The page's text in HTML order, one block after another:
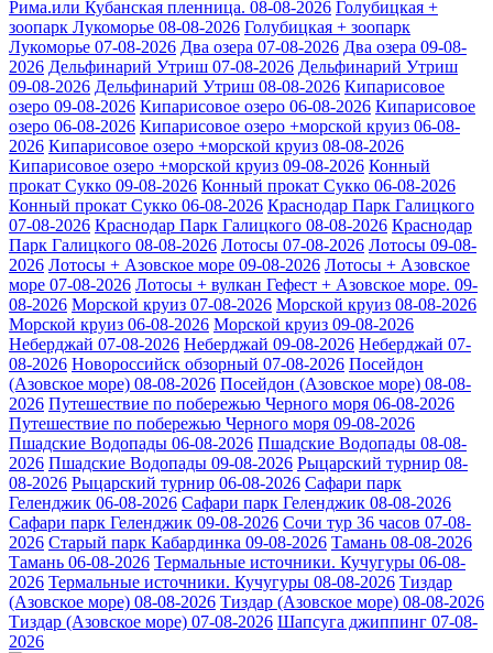
Рима.или Кубанская пленница. 08-08-2026 Голубицкая +
зоопарк Лукоморье 08-08-2026 Голубицкая + зоопарк
Лукоморье 07-08-2026 Два озера 07-08-2026 Два озера 09-08-
2026 Дельфинарий Утриш 07-08-2026 Дельфинарий Утриш
09-08-2026 Дельфинарий Утриш 08-08-2026 Кипарисовое
озеро 09-08-2026 Кипарисовое озеро 06-08-2026 Кипарисовое
озеро 06-08-2026 Кипарисовое озеро +морской круиз 06-08-
2026 Кипарисовое озеро +морской круиз 08-08-2026
Кипарисовое озеро +морской круиз 09-08-2026 Конный
прокат Сукко 09-08-2026 Конный прокат Сукко 06-08-2026
Конный прокат Сукко 06-08-2026 Краснодар Парк Галицкого
07-08-2026 Краснодар Парк Галицкого 08-08-2026 Краснодар
Парк Галицкого 08-08-2026 Лотосы 07-08-2026 Лотосы 09-08-
2026 Лотосы + Азовское море 09-08-2026 Лотосы + Азовское
море 07-08-2026 Лотосы + вулкан Гефест + Азовское море. 09-
08-2026 Морской круиз 07-08-2026 Морской круиз 08-08-2026
Морской круиз 06-08-2026 Морской круиз 09-08-2026
Неберджай 07-08-2026 Неберджай 09-08-2026 Неберджай 07-
08-2026 Новороссийск обзорный 07-08-2026 Посейдон
(Азовское море) 08-08-2026 Посейдон (Азовское море) 08-08-
2026 Путешествие по побережью Черного моря 06-08-2026
Путешествие по побережью Черного моря 09-08-2026
Пшадские Водопады 06-08-2026 Пшадские Водопады 08-08-
2026 Пшадские Водопады 09-08-2026 Рыцарский турнир 08-
08-2026 Рыцарский турнир 06-08-2026 Сафари парк
Геленджик 06-08-2026 Сафари парк Геленджик 08-08-2026
Сафари парк Геленджик 09-08-2026 Сочи тур 36 часов 07-08-
2026 Старый парк Кабардинка 09-08-2026 Тамань 08-08-2026
Тамань 06-08-2026 Термальные источники. Кучугуры 06-08-
2026 Термальные источники. Кучугуры 08-08-2026 Тиздар
(Азовское море) 08-08-2026 Тиздар (Азовское море) 08-08-2026
Тиздар (Азовское море) 07-08-2026 Шапсуга джиппинг 07-08-
2026